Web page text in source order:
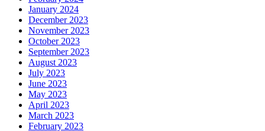
January 2024
December 2023
November 2023
October 2023
September 2023
August 2023
July 2023
June 2023
May 2023
April 2023
March 2023
February 2023